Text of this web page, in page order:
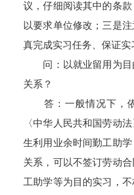
议，仔细阅读其中的条
以要求单位修改；三是
真完成实习任务、保证实
问：以就业留用为目
关系？
答：一般情况下，依
〈中华人民共和国劳动
生利用业余时间勤工助
关系，可以不签订劳动
工助学等为目的实习，